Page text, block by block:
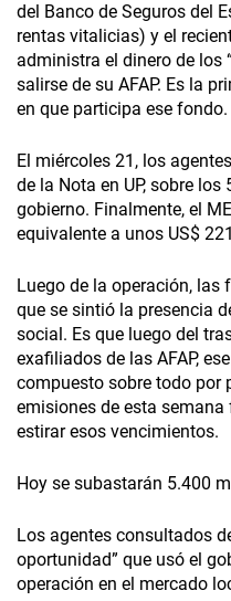
del Banco de Seguros del
rentas vitalicias) y el
administra el dinero de los
salirse de su AFAP. Es la
en que participa ese fondo.
El miércoles 21, los
de la Nota en UP, sobre
gobierno. Finalmente, el
equivalente a unos US$
Luego de la operación, las
que se sintió la presencia
social. Es que luego del
exafiliados de las AFAP,
compuesto sobre todo por
emisiones de esta
estirar esos vencimientos.
Hoy se subastarán 5.400
Los agentes consultados
oportunidad” que usó el
operación en el mercado